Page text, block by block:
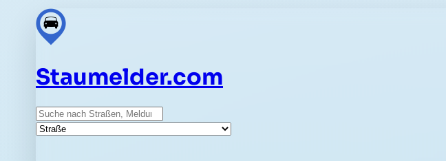
Staumelder.com
Suche
Straße